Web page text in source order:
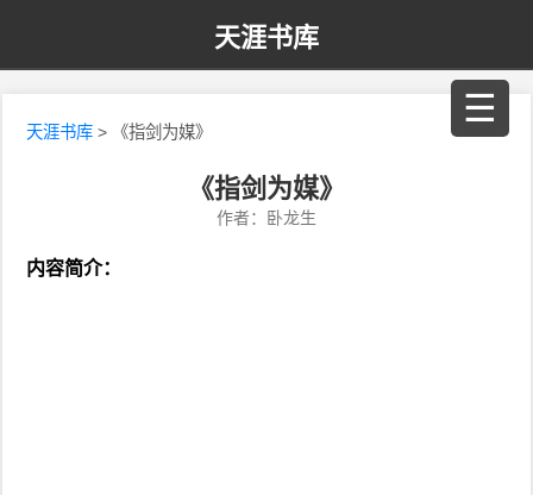
天涯书库
☰
天涯书库 > 《指剑为媒》
《指剑为媒》
作者：卧龙生
内容简介：